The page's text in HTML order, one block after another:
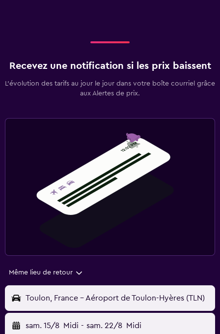
Recevez une notification si les prix baissent
L’évolution des tarifs au jour le jour dans votre boîte courriel grâce
aux Alertes de prix.
Même lieu de retour
Toulon, France - Aéroport de Toulon-Hyères (TLN)
sam. 15/8 Midi - sam. 22/8 Midi